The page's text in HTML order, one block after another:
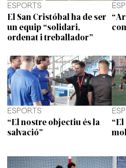
ESPORTS
El San Cristóbal ha de ser
un equip “solidari,
ordenat i treballador”
ESPORTS
“El nostre objectiu és la
salvació”